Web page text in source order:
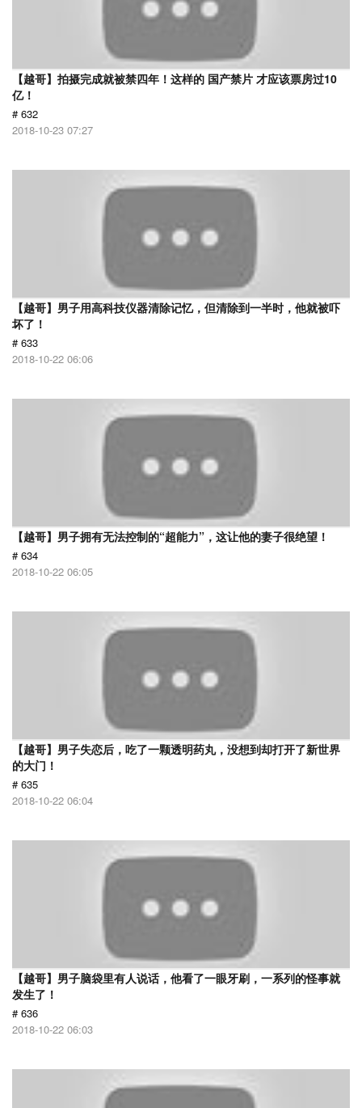
【越哥】拍摄完成就被禁四年！这样的 国产禁片 才应该票房过10
亿！
# 632
2018-10-23 07:27
【越哥】男子用高科技仪器清除记忆，但清除到一半时，他就被吓
坏了！
# 633
2018-10-22 06:06
【越哥】男子拥有无法控制的“超能力”，这让他的妻子很绝望！
# 634
2018-10-22 06:05
【越哥】男子失恋后，吃了一颗透明药丸，没想到却打开了新世界
的大门！
# 635
2018-10-22 06:04
【越哥】男子脑袋里有人说话，他看了一眼牙刷，一系列的怪事就
发生了！
# 636
2018-10-22 06:03